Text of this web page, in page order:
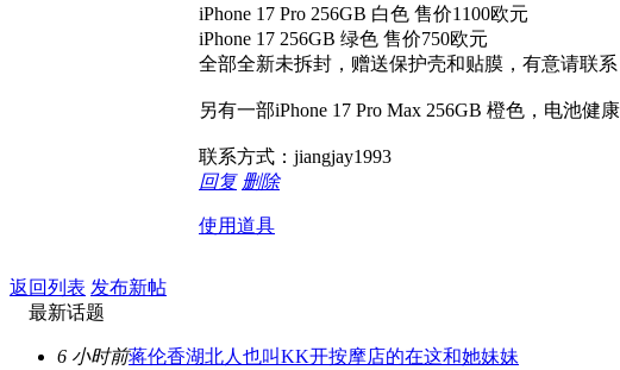
iPhone 17 Pro 256GB 白色 售价1100欧元
iPhone 17 256GB 绿色 售价750欧元
全部全新未拆封，赠送保护壳和贴膜，有意请联系
另有一部iPhone 17 Pro Max 256GB 橙色，电池健
联系方式：jiangjay1993
回复 删除
使用道具
返回列表 发布新帖
最新话题
6 小时前蒋伦香湖北人也叫KK开按摩店的在这和她妹妹